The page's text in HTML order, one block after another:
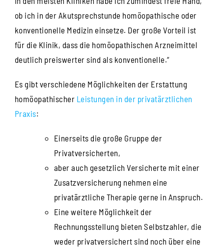
ob ich in der Akutsprechstunde homöopathische oder
konventionelle Medizin einsetze. Der große Vorteil ist
für die Klinik, dass die homöopathischen Arzneimittel
deutlich preiswerter sind als konventionelle.“
Es gibt verschiedene Möglichkeiten der Erstattung
homöopathischer Leistungen in der privatärztlichen
Praxis:
Einerseits die große Gruppe der
Privatversicherten,
aber auch gesetzlich Versicherte mit einer
Zusatzversicherung nehmen eine
privatärztliche Therapie gerne in Anspruch.
Eine weitere Möglichkeit der
Rechnungsstellung bieten Selbstzahler, die
weder privatversichert sind noch über eine